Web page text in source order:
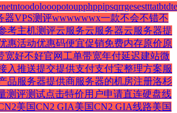
netntoodolooopotoupphppipsqrrgesestttatbtdte
器VPS测评wwwwwwx一款不会不错不
考主机测评云服务云服务器云服务器提
惠活动优惠码便宜促销免费内存原价原
宽好不好官网 工单带宽年付延迟建站微
入推送提交提供支付支付宝整理方案服
品服务器提供商服务器的机房注册洛杉
测评测试点击特价用户申请直连硬盘线
美国CN2 GIA美国CN2 GIA线路美国